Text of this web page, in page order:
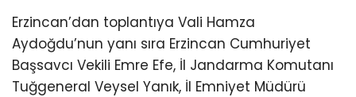
Erzincan’dan toplantıya Vali Hamza
Aydoğdu’nun yanı sıra Erzincan Cumhuriyet
Başsavcı Vekili Emre Efe, İl Jandarma Komutanı
Tuğgeneral Veysel Yanık, İl Emniyet Müdürü